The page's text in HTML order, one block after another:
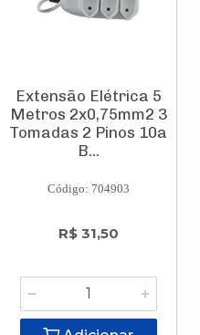
Extensão Elétrica 5
Metros 2x0,75mm2 3
Tomadas 2 Pinos 10a
B...
Código: 704903
R$ 31,50